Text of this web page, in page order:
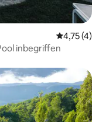
4,75 (4)
inbegriffen